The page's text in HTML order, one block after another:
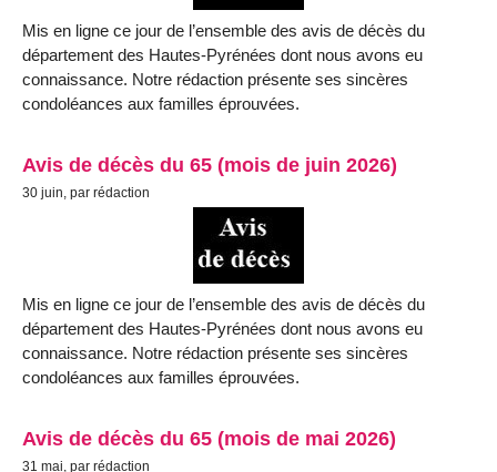
Mis en ligne ce jour de l’ensemble des avis de décès du
département des Hautes-Pyrénées dont nous avons eu
connaissance. Notre rédaction présente ses sincères
condoléances aux familles éprouvées.
Avis de décès du 65 (mois de juin 2026)
30 juin, par rédaction
Mis en ligne ce jour de l’ensemble des avis de décès du
département des Hautes-Pyrénées dont nous avons eu
connaissance. Notre rédaction présente ses sincères
condoléances aux familles éprouvées.
Avis de décès du 65 (mois de mai 2026)
31 mai, par rédaction